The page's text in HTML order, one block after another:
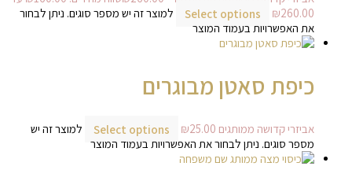
Select options
למוצר זה יש מספר סוגים. ניתן לבחור
את האפשרויות בעמוד המוצר
כיפת סאטן מבוגרים
אביזרי קדושה ממותגים ₪25.00
Select options
למוצר זה יש
מספר סוגים. ניתן לבחור את האפשרויות בעמוד המוצר